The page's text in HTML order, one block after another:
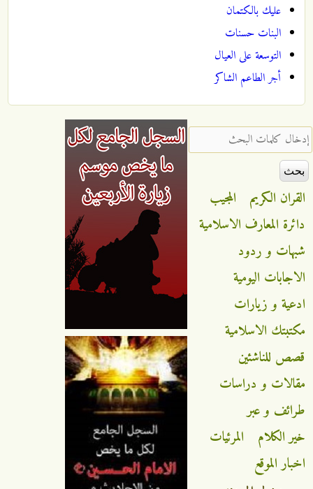
عليك بالكتمان
البنات حسنات
التوسعة على العيال
أجر الطاعم الشاكر
‏إدخال كلمات البحث ‏
القران الكريم
المجيب
دائرة المعارف الاسلامية
شبهات و ردود
الاجابات اليومية
ادعية و زيارات
مكتبتك الاسلامية
قصص للناشئين
مقالات و دراسات
طرائف و عبر
خير الكلام
المرئيات
اخبار الموقع